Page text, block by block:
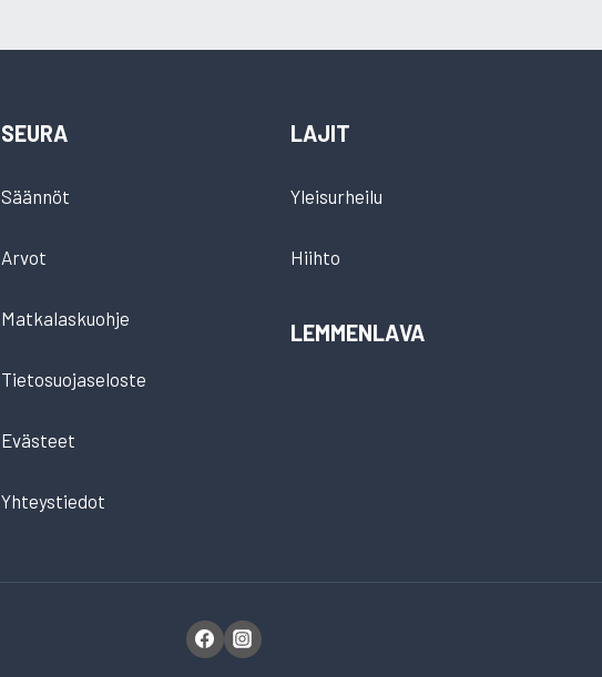
SEURA
Säännöt
Arvot
Matkalaskuohje
Tietosuojaseloste
Evästeet
Yhteystiedot
LAJIT
Yleisurheilu
Hiihto
LEMMENLAVA